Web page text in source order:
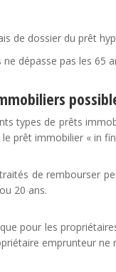
de dossier du prêt
dépasse pas les
types de prêts
prêt immobilier « in
de rembourser
20 ans.
pour les
emprunteur ne